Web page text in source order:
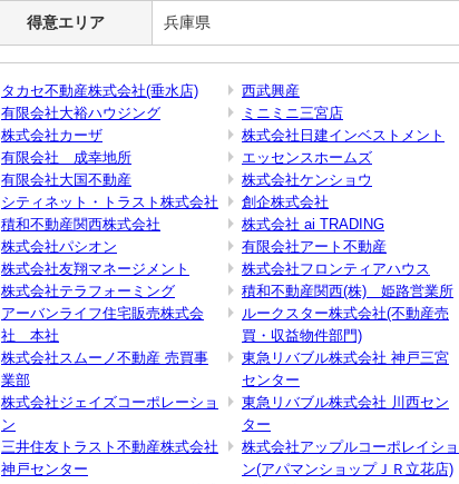
得意エリア 兵庫県
タカセ不動産株式会社(垂水店) 西武興産
有限会社大裕ハウジング
ミニミニ三宮店
株式会社カーザ
株式会社日建インベストメント
有限会社 成幸地所
エッセンスホームズ
有限会社大国不動産
株式会社ケンショウ
シティネット・トラスト株式会社
創企株式会社
積和不動産関西株式会社
株式会社 ai TRADING
株式会社パシオン
有限会社アート不動産
株式会社友翔マネージメント
株式会社フロンティアハウス
株式会社テラフォーミング
積和不動産関西(株) 姫路営業所
アーバンライフ住宅販売株式会
社 本社
ルークスター株式会社(不動産売
買・収益物件部門)
株式会社スムーノ不動産 売買事
業部
東急リバブル株式会社 神戸三宮
センター
株式会社ジェイズコーポレーショ
ン
東急リバブル株式会社 川西セン
ター
三井住友トラスト不動産株式会社
神戸センター
株式会社アップルコーポレイショ
ン(アパマンショップＪＲ立花店)